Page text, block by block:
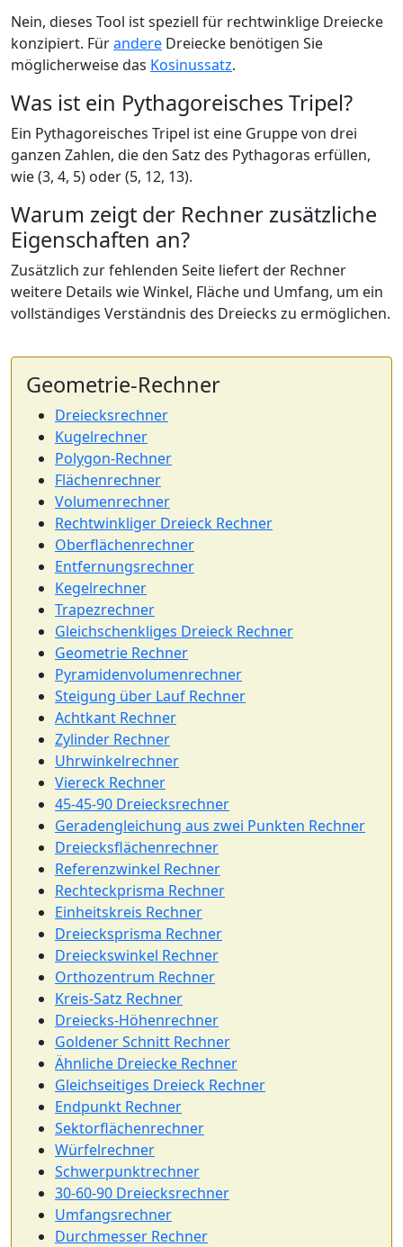
Nein, dieses Tool ist speziell für rechtwinklige Dreiecke
konzipiert. Fürandere Dreiecke benötigen Sie
möglicherweise das Kosinussatz.
Was ist ein Pythagoreisches Tripel?
Ein Pythagoreisches Tripel ist eine Gruppe von drei
ganzen Zahlen, die den Satz des Pythagoras erfüllen,
wie (3, 4, 5) oder (5, 12, 13).
Warum zeigt der Rechner zusätzliche
Eigenschaften an?
Zusätzlich zur fehlenden Seite liefert der Rechner
weitere Details wie Winkel, Fläche und Umfang, um ein
vollständiges Verständnis des Dreiecks zu ermöglichen.
Geometrie-Rechner
Dreiecksrechner
Kugelrechner
Polygon-Rechner
Flächenrechner
Volumenrechner
Rechtwinkliger Dreieck Rechner
Oberflächenrechner
Entfernungsrechner
Kegelrechner
Trapezrechner
Gleichschenkliges Dreieck Rechner
Geometrie Rechner
Pyramidenvolumenrechner
Steigung über Lauf Rechner
Achtkant Rechner
Zylinder Rechner
Uhrwinkelrechner
Viereck Rechner
45-45-90 Dreiecksrechner
Geradengleichung aus zwei Punkten Rechner
Dreiecksflächenrechner
Referenzwinkel Rechner
Rechteckprisma Rechner
Einheitskreis Rechner
Dreiecksprisma Rechner
Dreieckswinkel Rechner
Orthozentrum Rechner
Kreis-Satz Rechner
Dreiecks-Höhenrechner
Goldener Schnitt Rechner
Ähnliche Dreiecke Rechner
Gleichseitiges Dreieck Rechner
Endpunkt Rechner
Sektorflächenrechner
Würfelrechner
Schwerpunktrechner
30-60-90 Dreiecksrechner
Umfangsrechner
Durchmesser Rechner